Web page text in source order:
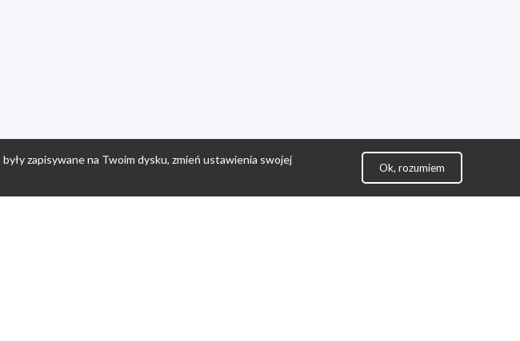
zapisywane na Twoim dysku, zmień ustawienia swojej
Ok, rozumiem